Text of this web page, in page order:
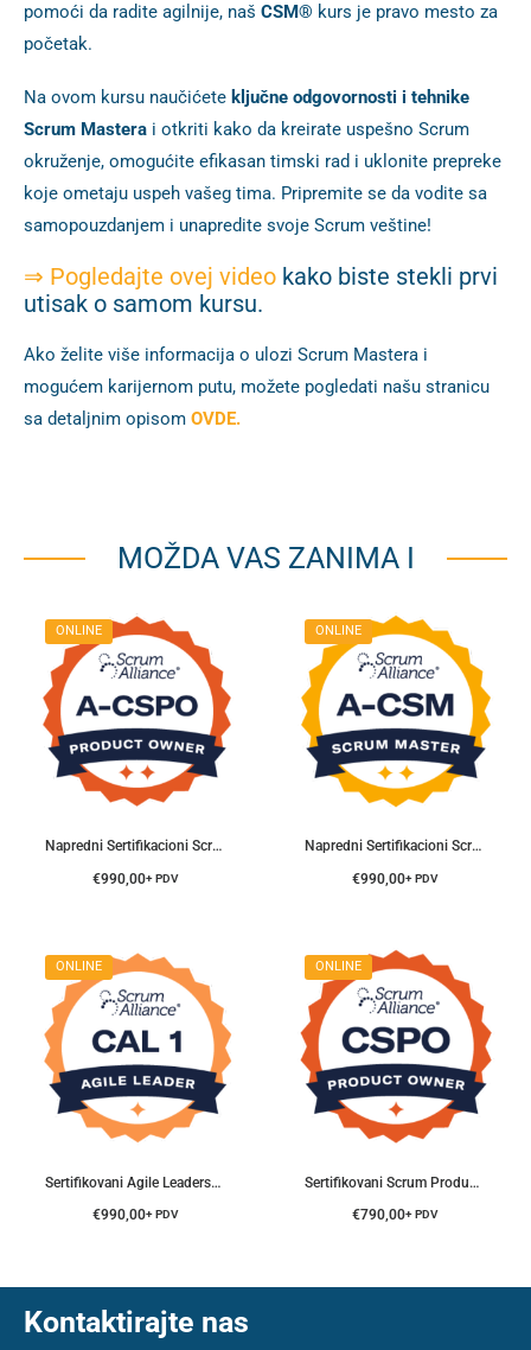
pomoći da radite agilnije, naš CSM® kurs je pravo mesto za
početak.
Na ovom kursu naučićete ključne odgovornosti i tehnike
Scrum Mastera i otkriti kako da kreirate uspešno Scrum
okruženje, omogućite efikasan timski rad i uklonite prepreke
koje ometaju uspeh vašeg tima. Pripremite se da vodite sa
samopouzdanjem i unapredite svoje Scrum veštine!
⇒ Pogledajte ovej video kako biste stekli prvi
utisak o samom kursu.
Ako želite više informacija o ulozi Scrum Mastera i
mogućem karijernom putu, možete pogledati našu stranicu
sa detaljnim opisom OVDE.
MOŽDA VAS ZANIMA I
ONLINE
Napredni Sertifikacioni Scrum Product Owner® Trening
€990,00+ PDV
ONLINE
Napredni Sertifikacioni Scrum Master® Trening
€990,00+ PDV
ONLINE
Sertifikovani Agile Leadership® Trening
€990,00+ PDV
ONLINE
Sertifikovani Scrum Product Owner® Trening
€790,00+ PDV
Kontaktirajte nas